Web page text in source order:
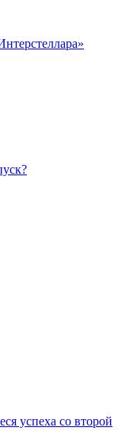
успеха со второй